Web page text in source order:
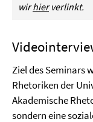
wirhierverlinkt.
Ziel des Seminars
Rhetoriken der
Akademische
sondern eine